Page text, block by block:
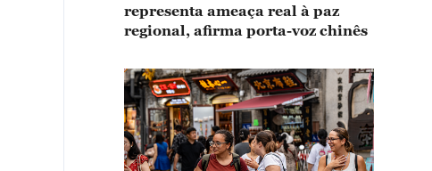
representa ameaça real à paz
regional, afirma porta-voz chinês